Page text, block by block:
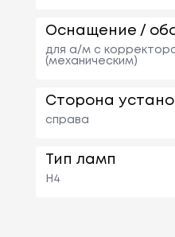
Оснащение /
для а/м с
(механическим)
Сторона
справа
Тип ламп
H4